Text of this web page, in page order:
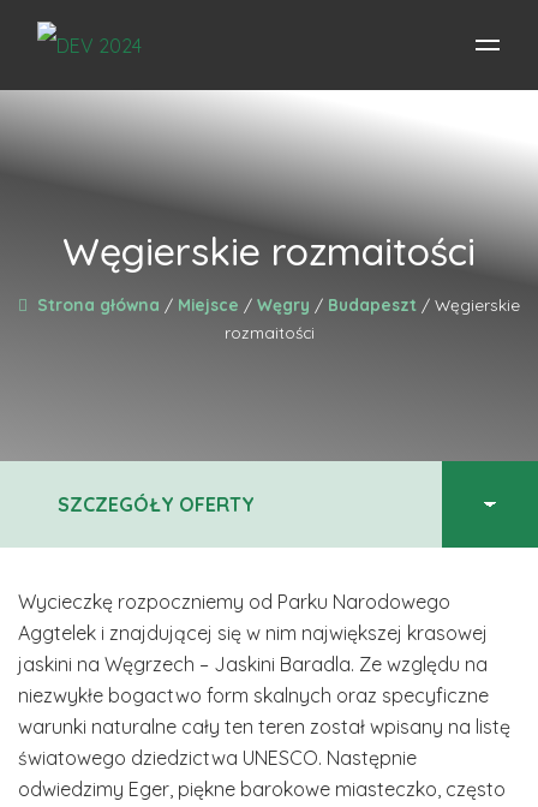
Węgierskie rozmaitości
Strona główna / Miejsce / Węgry / Budapeszt / Węgierskie
rozmaitości
Wycieczkę rozpoczniemy od Parku Narodowego
Aggtelek i znajdującej się w nim największej krasowej
jaskini na Węgrzech – Jaskini Baradla. Ze względu na
niezwykłe bogactwo form skalnych oraz specyficzne
warunki naturalne cały ten teren został wpisany na listę
światowego dziedzictwa UNESCO. Następnie
odwiedzimy Eger, piękne barokowe miasteczko, często